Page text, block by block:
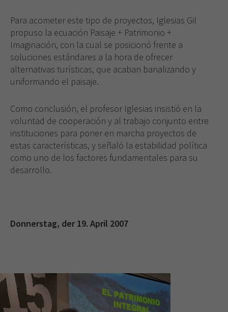
Para acometer este tipo de proyectos, Iglesias Gil
propuso la ecuación Paisaje + Patrimonio +
Imaginación, con la cual se posicionó frente a
soluciones estándares a la hora de ofrecer
alternativas turísticas, que acaban banalizando y
uniformando el paisaje.
Como conclusión, el profesor Iglesias insistió en la
voluntad de cooperación y al trabajo conjunto entre
instituciones para poner en marcha proyectos de
estas características, y señaló la estabilidad política
como uno de los factores fundamentales para su
desarrollo.
Donnerstag, der 19. April 2007